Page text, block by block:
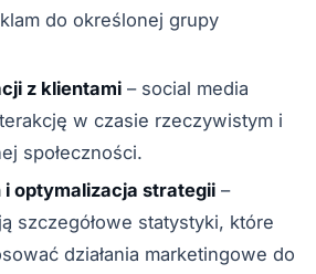
do określonej grupy
z klientami – social media
w czasie rzeczywistym i
społeczności.
i optymalizacja strategii –
szczegółowe statystyki, które
działania marketingowe do